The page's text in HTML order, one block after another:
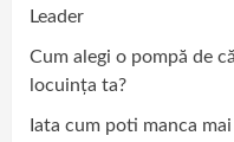
Leader
Cum alegi o pompă de
locuința ta?
Iata cum poti manca